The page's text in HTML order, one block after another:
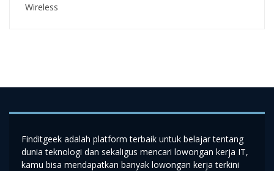
Wireless
Finditgeek adalah platform terbaik untuk belajar tentang
dunia teknologi dan sekaligus mencari lowongan kerja IT,
kamu bisa mendapatkan banyak lowongan kerja terkini